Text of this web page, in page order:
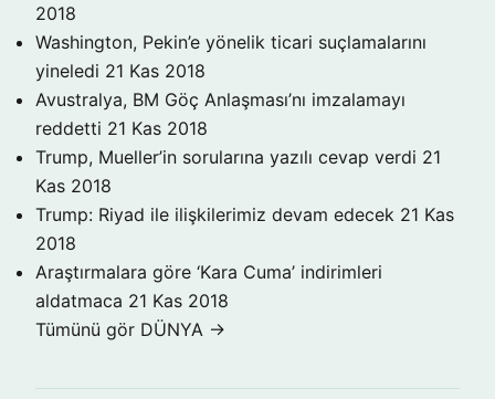
2018
Washington, Pekin’e yönelik ticari suçlamalarını
yineledi 21 Kas 2018
Avustralya, BM Göç Anlaşması’nı imzalamayı
reddetti 21 Kas 2018
Trump, Mueller’in sorularına yazılı cevap verdi 21
Kas 2018
Trump: Riyad ile ilişkilerimiz devam edecek 21 Kas
2018
Araştırmalara göre ‘Kara Cuma’ indirimleri
aldatmaca 21 Kas 2018
Tümünü gör DÜNYA →